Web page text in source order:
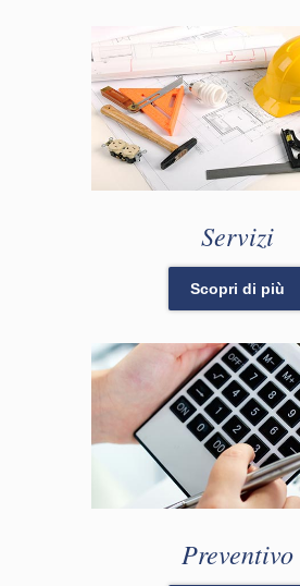
Servizi
Scopri di più
Preventivo